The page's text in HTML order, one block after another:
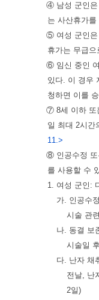
④ 남성 군인은
는 사산휴가
⑤ 여성 군인은
휴가는 무급
⑥ 임신 중인
있다. 이 경우
청하면 이를
⑦ 8세 이하 또
일 최대 2시
11.>
⑧ 인공수정 또
를 사용할 수
1. 여성 군인:
가. 인공수
시술 관
나. 동결 보
시술일
다. 난자 채
전날, 난
2일)